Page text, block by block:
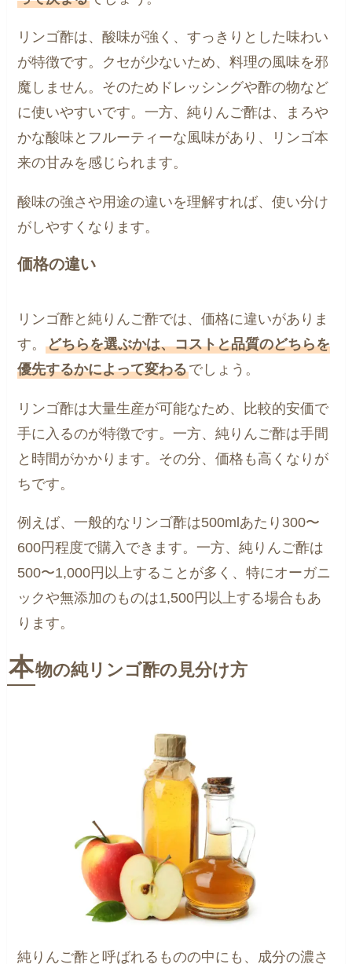
リンゴ酢は、酸味が強く、すっきりとした味わい
が特徴です。クセが少ないため、料理の風味を邪
魔しません。そのためドレッシングや酢の物など
に使いやすいです。一方、純りんご酢は、まろや
かな酸味とフルーティーな風味があり、リンゴ本
来の甘みを感じられます。
酸味の強さや用途の違いを理解すれば、使い分け
がしやすくなります。
価格の違い
リンゴ酢と純りんご酢では、価格に違いがありま
す。どちらを選ぶかは、コストと品質のどちらを
優先するかによって変わるでしょう。
リンゴ酢は大量生産が可能なため、比較的安価で
手に入るのが特徴です。一方、純りんご酢は手間
と時間がかかります。その分、価格も高くなりが
ちです。
例えば、一般的なリンゴ酢は500mlあたり300〜
600円程度で購入できます。一方、純りんご酢は
500〜1,000円以上することが多く、特にオーガニ
ックや無添加のものは1,500円以上する場合もあ
ります。
本物の純リンゴ酢の見分け方
純りんご酢と呼ばれるものの中にも、成分の濃さ